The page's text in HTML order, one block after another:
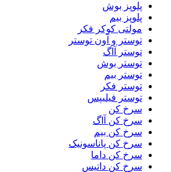
پلوپز بوش
پلوپز بیم
مولتی کوکر فکر
توستر و آون توستر
توستر آاگ
توستر بوش
توستر بیم
توستر فکر
توستر فیلیپس
سرخ کن
سرخ کن آاگ
سرخ کن بیم
سرخ کن پاناسونیک
سرخ کن داما
سرخ کن داتیس